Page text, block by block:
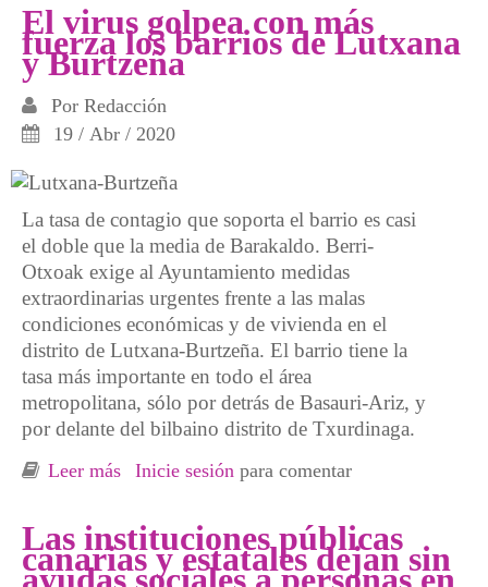
El virus golpea con más
fuerza los barrios de Lutxana
y Burtzeña
Por Redacción
19 / Abr / 2020
La tasa de contagio que soporta el barrio es casi
el doble que la media de Barakaldo. Berri-
Otxoak exige al Ayuntamiento medidas
extraordinarias urgentes frente a las malas
condiciones económicas y de vivienda en el
distrito de Lutxana-Burtzeña. El barrio tiene la
tasa más importante en todo el área
metropolitana, sólo por detrás de Basauri-Ariz, y
por delante del bilbaino distrito de Txurdinaga.
Leer más sobre El virus golpea con más fuerza los
Inicie sesión para comentar
Las instituciones públicas
canarias y estatales dejan sin